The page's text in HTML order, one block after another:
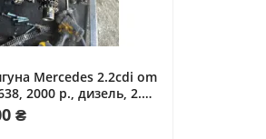
Mercedes 2.2cdi om
2000 р., дизель, 2.2
₴